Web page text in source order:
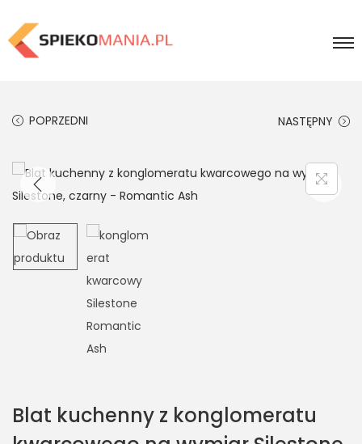
POPRZEDNI NASTĘPNY
Blat kuchenny z konglomeratu